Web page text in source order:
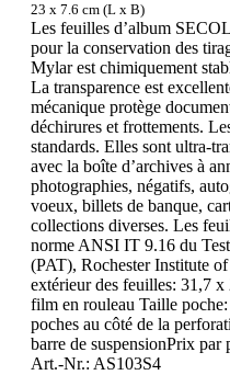
23 x 7.6 cm (L x B)
Les feuilles d’album
pour la conservation des
Mylar est chimiquement
La transparence est
mécanique protège
déchirures et frottements.
standards. Elles sont ultra-
avec la boîte d’archives à
photographies, négatifs,
voeux, billets de banque,
collections diverses. Les
norme ANSI IT 9.16 du
(PAT), Rochester Institute
extérieur des feuilles: 31,7
film en rouleau Taille
poches au côté de la
barre de suspensionPrix par
Art.-Nr.: AS103S4